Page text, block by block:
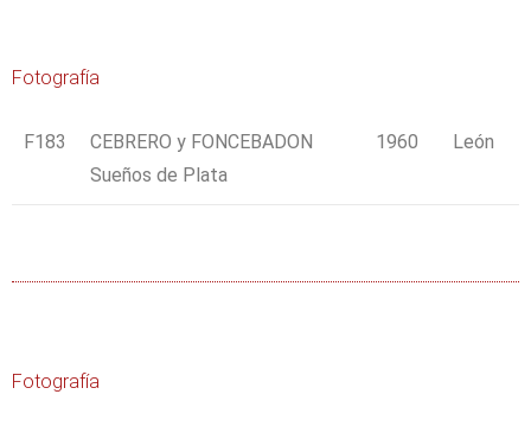
Fotografía
F183
CEBRERO y FONCEBADON
Sueños de Plata
1960 León
Fotografía